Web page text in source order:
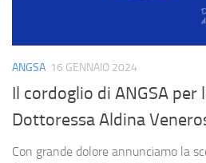
ANGSA 16 GENNAIO 2024
Il cordoglio di ANGSA per
Dottoressa Aldina
Con grande dolore annunciamo la